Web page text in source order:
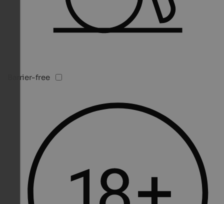
Barrier-free